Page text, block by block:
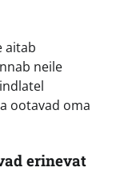
aitab
neile
ootavad oma
erinevat